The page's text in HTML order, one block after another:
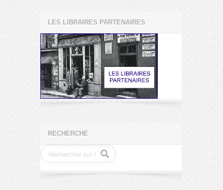
LES LIBRAIRES PARTENAIRES
RECHERCHE